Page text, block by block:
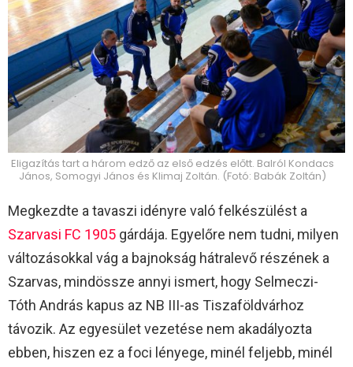
Eligazítás tart a három edző az első edzés előtt. Balról Kondacs
János, Somogyi János és Klimaj Zoltán. (Fotó: Babák Zoltán)
Megkezdte a tavaszi idényre való felkészülést a
Szarvasi FC 1905 gárdája. Egyelőre nem tudni, milyen
változásokkal vág a bajnokság hátralevő részének a
Szarvas, mindössze annyi ismert, hogy Selmeczi-
Tóth András kapus az NB III-as Tiszaföldvárhoz
távozik. Az egyesület vezetése nem akadályozta
ebben, hiszen ez a foci lényege, minél feljebb, minél